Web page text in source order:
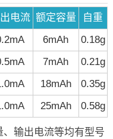
电流 额定容量
自重
6mAh
0.18g
7mAh
0.21g
18mAh
0.35g
25mAh 0.58g
输出电流等均有型号